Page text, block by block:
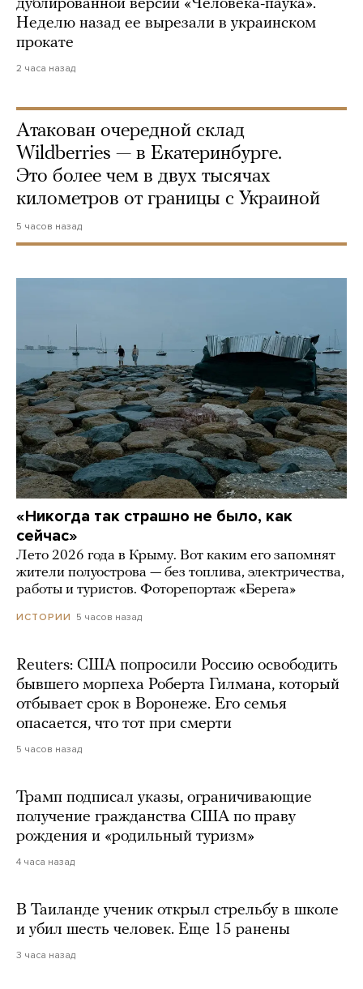
дублированной версии «Человека-паука».
Неделю назад ее вырезали в украинском
прокате
2 часа назад
Атакован очередной склад
Wildberries — в Екатеринбурге.
Это более чем в двух тысячах
километров от границы с Украиной
5 часов назад
«Никогда так страшно не было, как
сейчас»
Лето 2026 года в Крыму. Вот каким его запомнят
жители полуострова — без топлива, электричества,
работы и туристов. Фоторепортаж «Берега»
ИСТОРИИ 5 часов назад
Reuters: США попросили Россию освободить
бывшего морпеха Роберта Гилмана, который
отбывает срок в Воронеже. Его семья
опасается, что тот при смерти
5 часов назад
Трамп подписал указы, ограничивающие
получение гражданства США по праву
рождения и «родильный туризм»
4 часа назад
В Таиланде ученик открыл стрельбу в школе
и убил шесть человек. Еще 15 ранены
3 часа назад